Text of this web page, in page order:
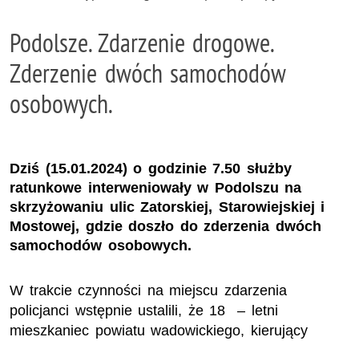
Podolsze. Zdarzenie drogowe.
Zderzenie dwóch samochodów
osobowych.
Dziś (15.01.2024) o godzinie 7.50 służby
ratunkowe interweniowały w Podolszu na
skrzyżowaniu ulic Zatorskiej, Starowiejskiej i
Mostowej, gdzie doszło do zderzenia dwóch
samochodów osobowych.
W trakcie czynności na miejscu zdarzenia
policjanci wstępnie ustalili, że 18 – letni
mieszkaniec powiatu wadowickiego, kierujący